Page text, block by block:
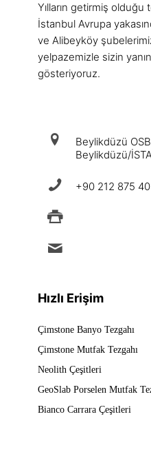
Yılların getirmiş
İstanbul Avrupa
ve Alibeyköy
yelpazemizle sizin
gösteriyoruz.
Beylikdüzü
Beylikdüzü/
+90 212 875
Hızlı Erişim
Çimstone Banyo Tezgahı
Çimstone Mutfak Tezgahı
Neolith Çeşitleri
GeoSlab Porselen Mutfak
Bianco Carrara Çeşitleri